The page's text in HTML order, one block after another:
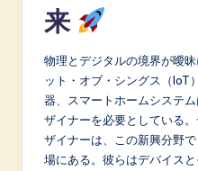
来
物理とデジタルの境界が曖
ット・オブ・シングス（IoT
器、スマートホームシステ
ザイナーを必要としている
ザイナーは、この新興分野
場にある。彼らはデバイス